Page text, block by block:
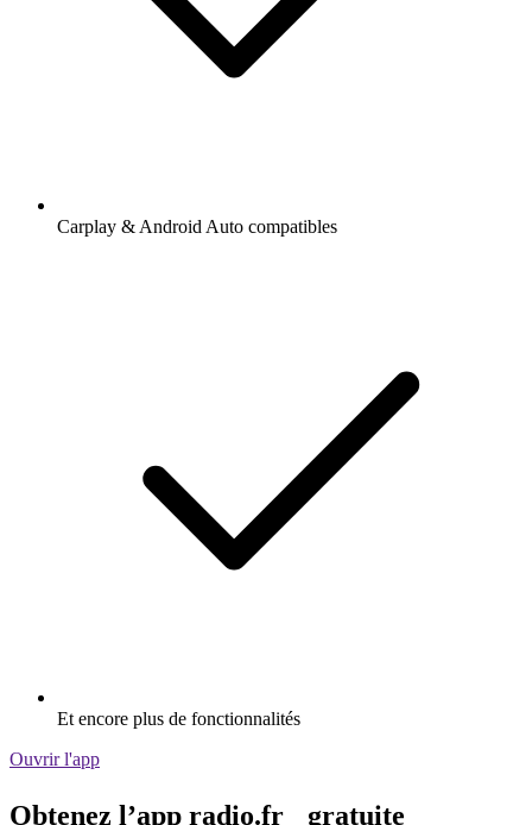
Carplay & Android Auto compatibles
Et encore plus de fonctionnalités
Ouvrir l'app
Obtenez l’app radio.fr gratuite